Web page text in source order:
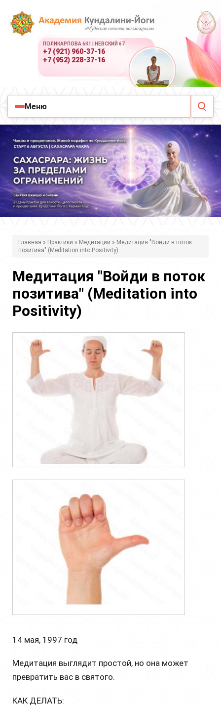
ПОЛИКАРПОВА 6К1 | НЕВСКИЙ 67
+7 (921) 960-37-16
+7 (952) 228-37-16
Меню
д
е
ь
Главная » Практики » Медитации » Медитация "Войди в поток
позитива" (Meditation into Positivity)
Медитация "Войди в поток
позитива" (Meditation into
Positivity)
14 мая, 1997 год
Медитация выглядит простой, но она может
превратить вас в святого.
КАК ДЕЛАТЬ: